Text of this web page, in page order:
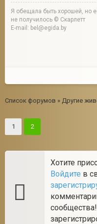
Я обещала быть хорошей, но
не получилось © Скарлетт
E-mail: bel@egida.by
Список форумов » Другие
1 2
Хотите
Войдите в